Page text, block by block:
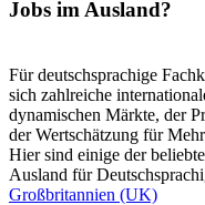
Jobs im Ausland?
Für deutschsprachige
sich zahlreiche
dynamischen Märkte, der
der Wertschätzung für
Hier sind einige der
Ausland für
Großbritannien (UK)